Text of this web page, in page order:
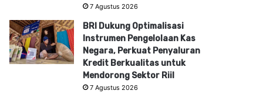
7 Agustus 2026
BRI Dukung Optimalisasi
Instrumen Pengelolaan Kas
Negara, Perkuat Penyaluran
Kredit Berkualitas untuk
Mendorong Sektor Riil
7 Agustus 2026